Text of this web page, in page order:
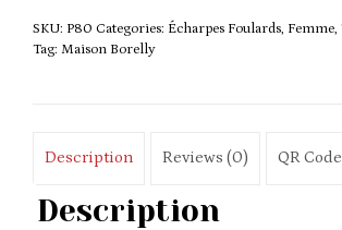
SKU: P80 Categories: Écharpes Foulards, Femme,
Tag: Maison Borelly
Description Reviews (0) QR Code
Description